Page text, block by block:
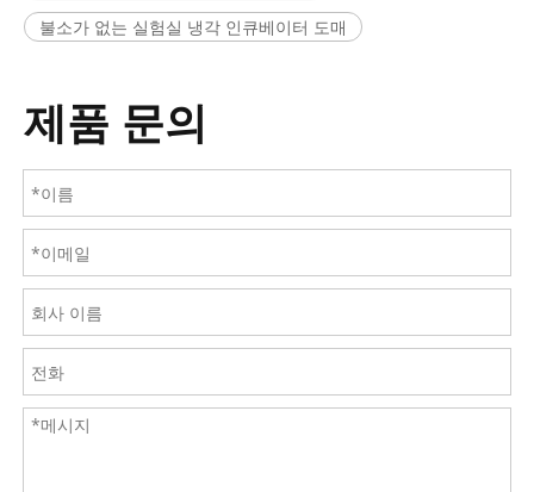
불소가 없는 실험실 냉각 인큐베이터 도매
제품 문의